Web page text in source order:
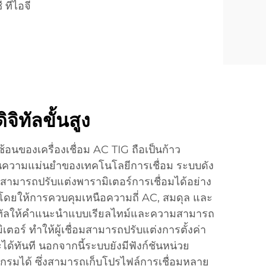
ทีไอจี
จิทัลขั้นสูง
ของเครื่องเชื่อม AC TIG ถือเป็นก้าว
วามแม่นยำของเทคโนโลยีการเชื่อม ระบบดัง
มารถปรับแต่งพารามิเตอร์การเชื่อมได้อย่าง
ยให้การควบคุมเหนือความถี่ AC, สมดุล และ
ให้คำแนะนำแบบเรียลไทม์และความสามารถ
ตอร์ ทำให้ผู้เชื่อมสามารถปรับแต่งการตั้งค่า
ได้ทันที นอกจากนี้ระบบยังมีฟังก์ชันหน่วย
มได้ ซึ่งสามารถเก็บโปรไฟล์การเชื่อมหลาย